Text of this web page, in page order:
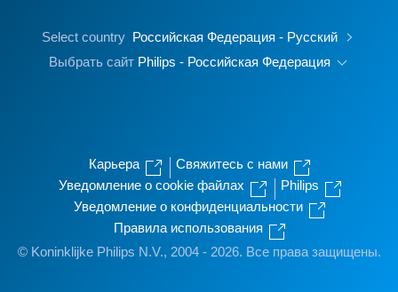
Select country Российская Федерация - Русский
Выбрать сайт Philips - Российская Федерация
Карьера
Свяжитесь с нами
Уведомление о cookie файлах
Philips
Уведомление о конфиденциальности
Правила использования
© Koninklijke Philips N.V., 2004 - 2026. Все права защищены.